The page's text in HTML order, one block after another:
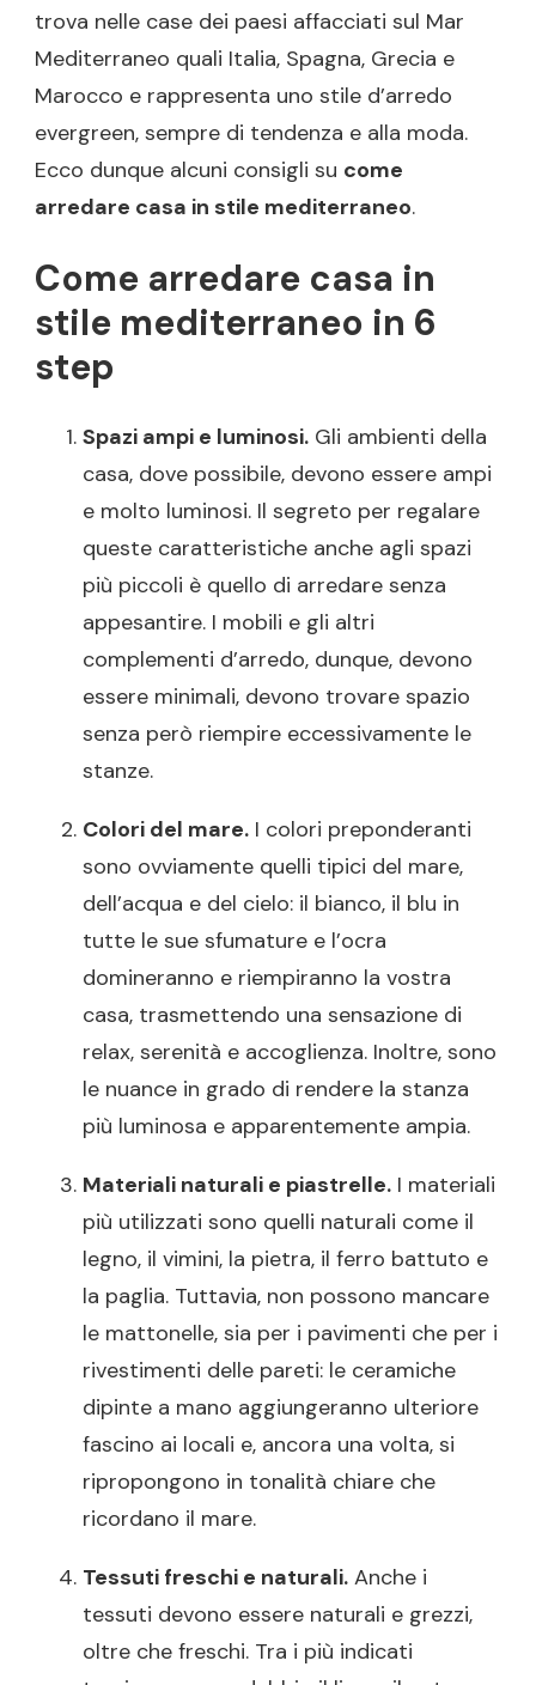
trova nelle case dei paesi affacciati sul Mar
Mediterraneo quali Italia, Spagna, Grecia e
Marocco e rappresenta uno stile d’arredo
evergreen, sempre di tendenza e alla moda.
Ecco dunque alcuni consigli su come
arredare casa in stile mediterraneo.
Come arredare casa in
stile mediterraneo in 6
step
Spazi ampi e luminosi. Gli ambienti della
casa, dove possibile, devono essere ampi
e molto luminosi. Il segreto per regalare
queste caratteristiche anche agli spazi
più piccoli è quello di arredare senza
appesantire. I mobili e gli altri
complementi d’arredo, dunque, devono
essere minimali, devono trovare spazio
senza però riempire eccessivamente le
stanze.
Colori del mare. I colori preponderanti
sono ovviamente quelli tipici del mare,
dell’acqua e del cielo: il bianco, il blu in
tutte le sue sfumature e l’ocra
domineranno e riempiranno la vostra
casa, trasmettendo una sensazione di
relax, serenità e accoglienza. Inoltre, sono
le nuance in grado di rendere la stanza
più luminosa e apparentemente ampia.
Materiali naturali e piastrelle. I materiali
più utilizzati sono quelli naturali come il
legno, il vimini, la pietra, il ferro battuto e
la paglia. Tuttavia, non possono mancare
le mattonelle, sia per i pavimenti che per i
rivestimenti delle pareti: le ceramiche
dipinte a mano aggiungeranno ulteriore
fascino ai locali e, ancora una volta, si
ripropongono in tonalità chiare che
ricordano il mare.
Tessuti freschi e naturali. Anche i
tessuti devono essere naturali e grezzi,
oltre che freschi. Tra i più indicati